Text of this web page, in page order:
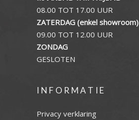
08.00 TOT 17.00 UUR
ZATERDAG (enkel showroom)
09.00 TOT 12.00 UUR
ZONDAG
GESLOTEN
INFORMATIE
Privacy verklaring